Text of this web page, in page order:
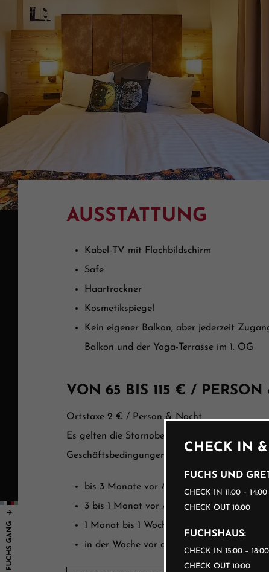
AUSSTATTUNG
Kabel-TV mit Flachbildschirm
Safe
Haartrockner
Kosmetikspiegel
Kein eigener Balkon, aber jederzeit
Balkon und der Yoga-Terrasse im 1. OG
VON 65 BIS 115 € / PERSON
Ortstaxe 2 € / Person & Nacht
Es gelten die Stornobedingungen laut den
Geschäftsbedingungen der Hotellerie laut
bis 3 Monate vor Anreise kostenlos
3 bis 1 Monat vor Anreise 40%
1 Monat bis 1 Woche vor Anreise 70%
in der Woche vor der Anreise 90%
CHECK IN
FUCHS UND
CHECK IN 11:00 – 14:00
CHECK OUT 10:00
FUCHSHAUS:
CHECK IN 15:00 – 18:00
CHECK OUT 10:00